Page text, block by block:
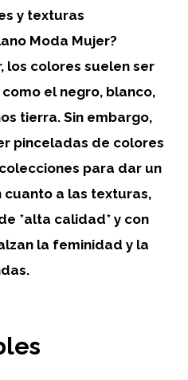
y texturas
Moda Mujer?
los colores suelen ser
el negro, blanco,
tierra. Sin embargo,
pinceladas de colores
para dar un
cuanto a las texturas,
*alta calidad* y con
la feminidad y la